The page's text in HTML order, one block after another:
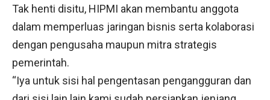
Tak henti disitu, HIPMI akan membantu anggota
dalam memperluas jaringan bisnis serta kolaborasi
dengan pengusaha maupun mitra strategis
pemerintah.
“Iya untuk sisi hal pengentasan pengangguran dan